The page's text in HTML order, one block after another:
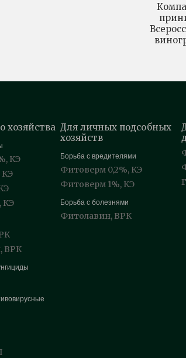
хозяйства
КЭ
КЭ
КЭ
ВРК
Для личных подсобных
хозяйств
Борьба с вредителями
Фитоверм 0,2%, КЭ
Фитоверм 1%, КЭ
Борьба с болезнями
Фитолавин, ВРК